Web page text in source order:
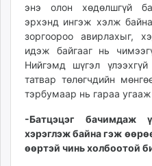
энэ олон хөдөлшгүй
эрхэнд ингэж хэлж
зоргоороо авирлахыг,
идэж байгааг нь
Нийгэмд шүгэл
татвар төлөгчдийн
тэрбумаар нь гараа
-Батцэцэг бачимдаж
хэрэглэж байна гэж
өөртэй чинь холбоотой